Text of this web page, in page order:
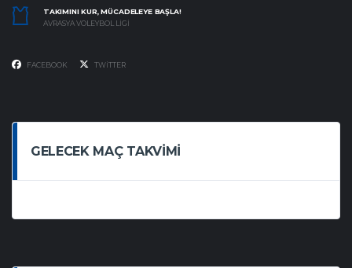
TAKIMINI KUR, MÜCADELEYE BAŞLA!
AVRASYA VOLEYBOL LIGI
FACEBOOK TWITTER
GELECEK MAÇ TAKVIMI